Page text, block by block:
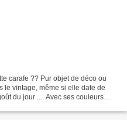
carafe ?? Pur objet de déco ou
le vintage, même si elle date de
du jour .... Avec ses couleurs